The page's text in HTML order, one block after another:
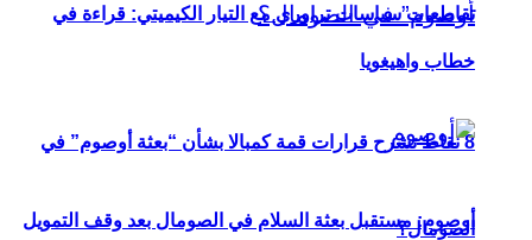
8 نقاط تشرح قرارات قمة كمبالا بشأن “بعثة أوصوم” في
الصومال؟
تقاطعات سياسات تراوري مع التيار الكيميتي: قراءة في
خطاب واهيغويا
أوصوم: مستقبل بعثة السلام في الصومال بعد وقف التمويل